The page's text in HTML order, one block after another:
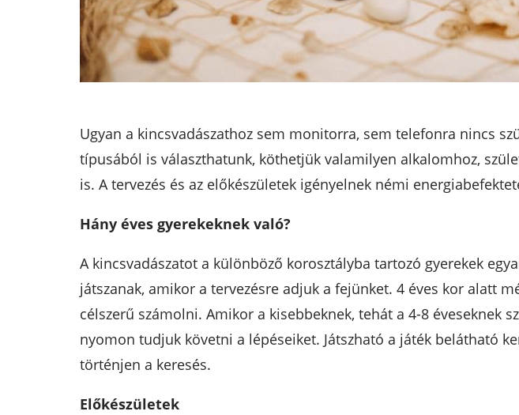
Ugyan a kincsvadászathoz sem monitorra, sem telefonra nincs
típusából is választhatunk, köthetjük valamilyen alkalomhoz,
is. A tervezés és az előkészületek igényelnek némi
Hány éves gyerekeknek való?
A kincsvadászatot a különböző korosztályba tartozó gyerekek
játszanak, amikor a tervezésre adjuk a fejünket. 4 éves kor alatt
célszerű számolni. Amikor a kisebbeknek, tehát a 4-8 éveseknek
nyomon tudjuk követni a lépéseiket. Játszható a játék belátható
történjen a keresés.
Előkészületek